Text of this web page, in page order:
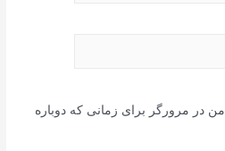
در مرورگر برای زمانی که دوباره